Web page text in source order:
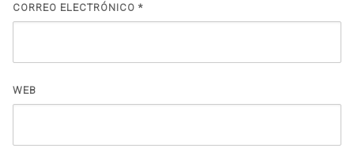
CORREO ELECTRÓNICO *
WEB